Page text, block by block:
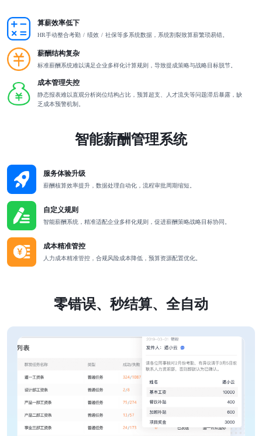
算薪效率低下
HR手动整合考勤 / 绩效 / 社保等多系统数据，系统割裂致算薪繁琐易错。
薪酬结构复杂
标准薪酬系统难以满足企业多样化计算规则，导致提成策略与战略目标脱节。
成本管理失控
静态报表难以直观分析岗位结构占比，预算超支、人才流失等问题滞后暴露，缺
乏成本预警机制。
智能薪酬管理系统
服务体验升级
薪酬核算效率提升，数据处理自动化，流程审批周期缩短。
自定义规则
智能薪酬系统，精准适配企业多样化规则，促进薪酬策略战略目标协同。
成本精准管控
人力成本精准管控，合规风险成本降低，预算资源配置优化。
零错误、秒结算、全自动